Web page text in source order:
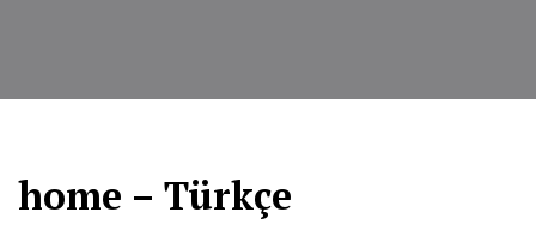
home – Türkçe